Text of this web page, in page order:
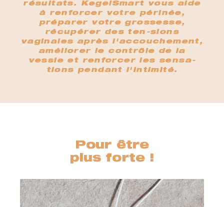
résultats. KegelSmart vous aide
à renforcer votre périnée,
préparer votre grossesse,
récupérer des ten-sions
vaginales après l'accouchement,
améliorer le contrôle de la
vessie et renforcer les sensa-
tions pendant l'intimité.
Pour être
plus forte !